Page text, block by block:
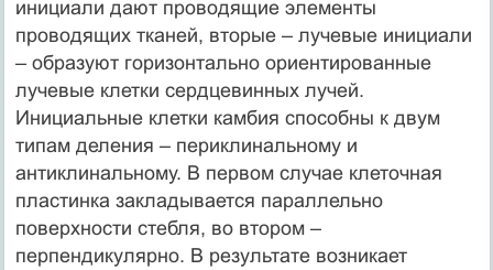
инициали дают проводящие элементы
проводящих тканей, вторые – лучевые инициали
– образуют горизонтально ориентированные
лучевые клетки сердцевинных лучей.
Инициальные клетки камбия способны к двум
типам деления – периклинальному и
антиклинальному. В первом случае клеточная
пластинка закладывается параллельно
поверхности стебля, во втором –
перпендикулярно. В результате возникает